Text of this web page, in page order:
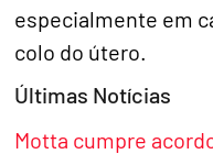
especialmente em
colo do útero.
Últimas Notícias
Motta cumpre